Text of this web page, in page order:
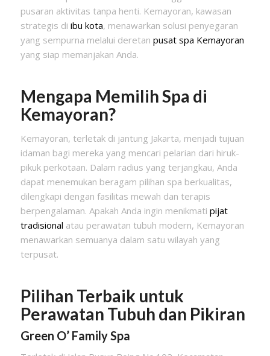
pusaran aktivitas tanpa henti. Kemayoran, kawasan
strategis di ibu kota, menawarkan solusi penyegaran
yang sempurna melalui deretan pusat spa Kemayoran
yang siap memanjakan Anda.
Mengapa Memilih Spa di
Kemayoran?
Kemayoran, terletak di jantung Jakarta, menjadi tujuan
idaman bagi mereka yang mencari pelarian dari hiruk-
pikuk perkotaan. Dalam radius yang terjangkau, Anda
dapat menemukan beragam pilihan spa berkualitas,
dilengkapi dengan fasilitas mewah dan terapis
berpengalaman. Apakah Anda ingin menikmati pijat
tradisional atau perawatan tubuh modern, Kemayoran
menawarkan semuanya dalam satu wilayah yang
terpusat.
Pilihan Terbaik untuk
Perawatan Tubuh dan Pikiran
Green O’ Family Spa